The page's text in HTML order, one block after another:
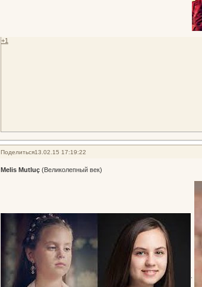
+1
Поделиться13.02.15 17:19:22
Melis Mutluç(Великолепный век)